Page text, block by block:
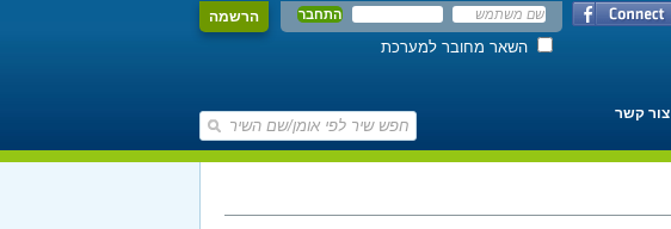
הרשמה
השאר מחובר למערכת
צור קשר